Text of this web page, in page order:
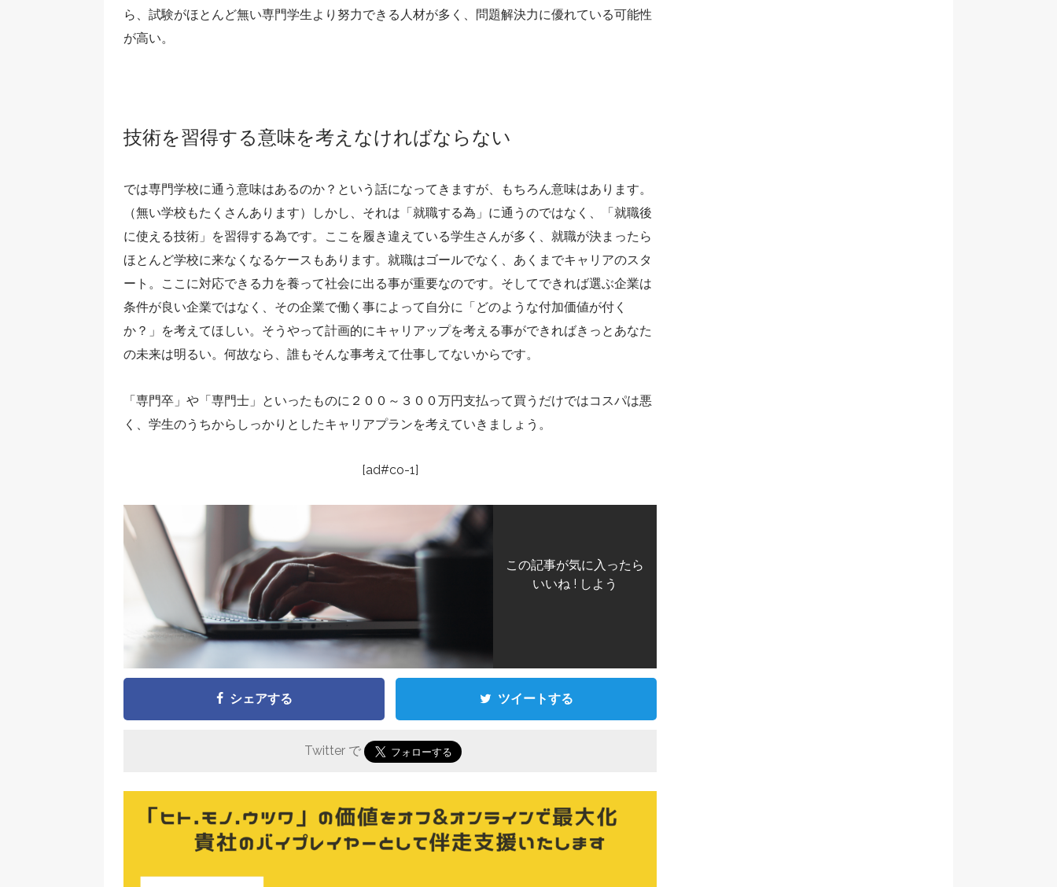
ら、試験がほとんど無い専門学生より努力できる人材が多く、問題解決力に優れている可能性
が高い。
技術を習得する意味を考えなければならない
では専門学校に通う意味はあるのか？という話になってきますが、もちろん意味はあります。
（無い学校もたくさんあります）しかし、それは「就職する為」に通うのではなく、「就職後
に使える技術」を習得する為です。ここを履き違えている学生さんが多く、就職が決まったら
ほとんど学校に来なくなるケースもあります。就職はゴールでなく、あくまでキャリアのスタ
ート。ここに対応できる力を養って社会に出る事が重要なのです。そしてできれば選ぶ企業は
条件が良い企業ではなく、その企業で働く事によって自分に「どのような付加価値が付く
か？」を考えてほしい。そうやって計画的にキャリアップを考える事ができればきっとあなた
の未来は明るい。何故なら、誰もそんな事考えて仕事してないからです。
「専門卒」や「専門士」といったものに２００～３００万円支払って買うだけではコスパは悪
く、学生のうちからしっかりとしたキャリアプランを考えていきましょう。
[ad#co-1]
この記事が気に入ったら
いいね ! しよう
シェアする ツイートする
Twitter で